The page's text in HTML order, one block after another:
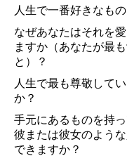
人生で一番好きなも
なぜあなたはそれを
ますか（あなたが最
と）？
人生で最も尊敬して
か？
手元にあるものを持
彼または彼女のよう
できますか？